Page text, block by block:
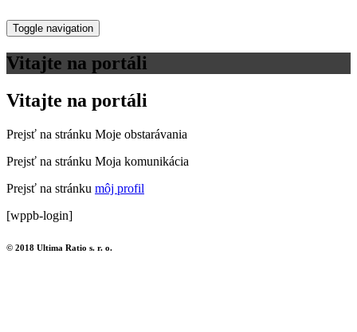
Toggle navigation
Vitajte na portáli
Vitajte na portáli
Prejsť na stránku Moje obstarávania
Prejsť na stránku Moja komunikácia
Prejsť na stránku môj profil
[wppb-login]
© 2018 Ultima Ratio s. r. o.